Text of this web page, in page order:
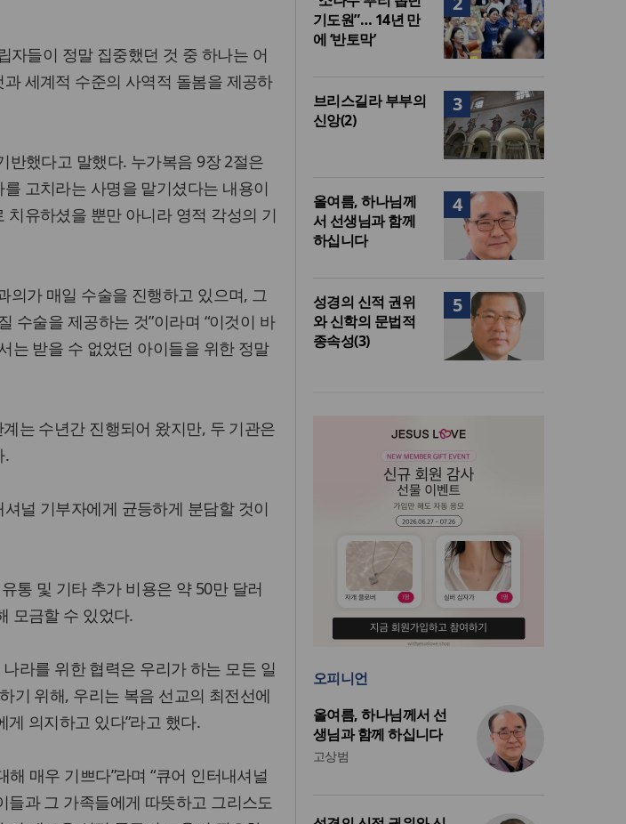
자들이 정말 집중했던 것 중 하나는 어
세계적 수준의 사역적 돌봄을 제공하
반했다고 말했다. 누가복음 9장 2절은
고치라는 사명을 맡기셨다는 내용이
유하셨을 뿐만 아니라 영적 각성의 기
의가 매일 수술을 진행하고 있으며, 그
수술을 제공하는 것”이라며 “이것이 바
는 받을 수 없었던 아이들을 위한 정말
는 수년간 진행되어 왔지만, 두 기관은
.
널 기부자에게 균등하게 분담할 것이
통 및 기타 추가 비용은 약 50만 달러
모금할 수 있었다.
라를 위한 협력은 우리가 하는 모든 일
기 위해, 우리는 복음 선교의 최전선에
의지하고 있다”라고 했다.
매우 기쁘다”라며 “큐어 인터내셔널
과 그 가족들에게 따뜻하고 그리스도
기도원”… 14년 만
에 ‘반토막’
3
브리스길라 부부의
신앙(2)
4
올여름, 하나님께
서 선생님과 함께
하십니다
5
성경의 신적 권위
와 신학의 문법적
종속성(3)
오피니언
올여름, 하나님께서 선
생님과 함께 하십니다
고상범